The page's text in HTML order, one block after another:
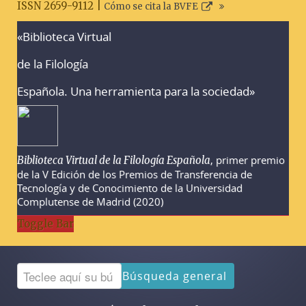
ISSN 2659-9112 | Cómo se cita la BVFE
«Biblioteca Virtual
de la Filología
Española. Una herramienta para la sociedad»
Biblioteca Virtual de la Filología Española, primer premio
de la V Edición de los Premios de Transferencia de
Tecnología y de Conocimiento de la Universidad
Complutense de Madrid (2020)
Toggle Bar
Búsqueda general